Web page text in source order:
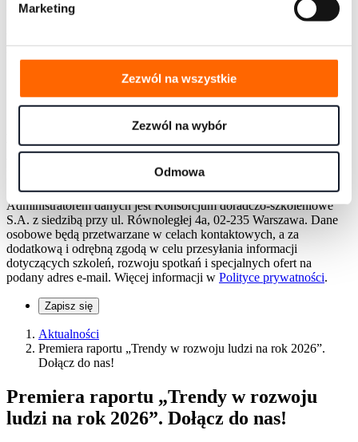
Marketing
Zezwól na wszystkie
Zezwól na wybór
Odmowa
Chcesz jako pierwszy otrzymywać ciekawe treści z
informacje o szkoleniach i promocjach House of
Skills?
Bądź na bieżąco - zapisz się!
Wyrażam zgodę na otrzymywanie informacji dotyczących
Mogę zrezygnować w każdej chwili.
Administratorem danych jest Konsorcjum doradczo-szkoleniowe
S.A. z siedzibą przy ul. Równoległej 4a, 02-235 Warszawa. Dane
osobowe będą przetwarzane w celach kontaktowych, a za
dodatkową i odrębną zgodą w celu przesyłania informacji
dotyczących szkoleń, rozwoju spotkań i specjalnych ofert na
podany adres e-mail. Więcej informacji w Polityce prywatności.
Zapisz się
Aktualności
Premiera raportu „Trendy w rozwoju ludzi na rok 2026”.
Dołącz do nas!
Premiera raportu „Trendy w rozwoju
ludzi na rok 2026”. Dołącz do nas!